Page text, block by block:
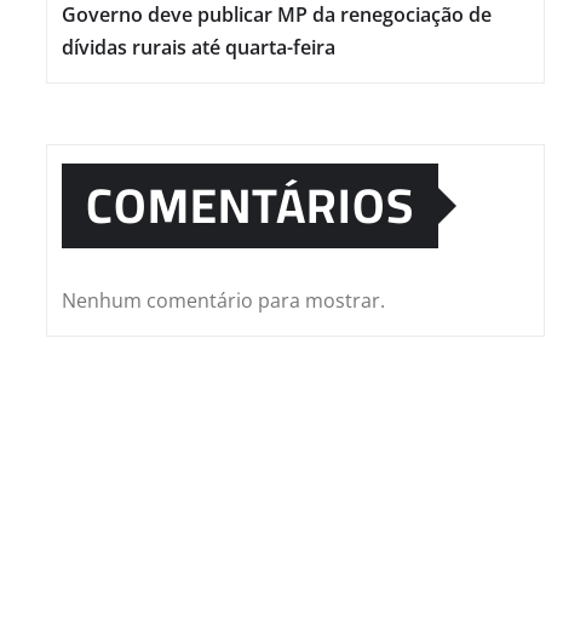
Governo deve publicar MP da renegociação de
dívidas rurais até quarta-feira
COMENTÁRIOS
Nenhum comentário para mostrar.